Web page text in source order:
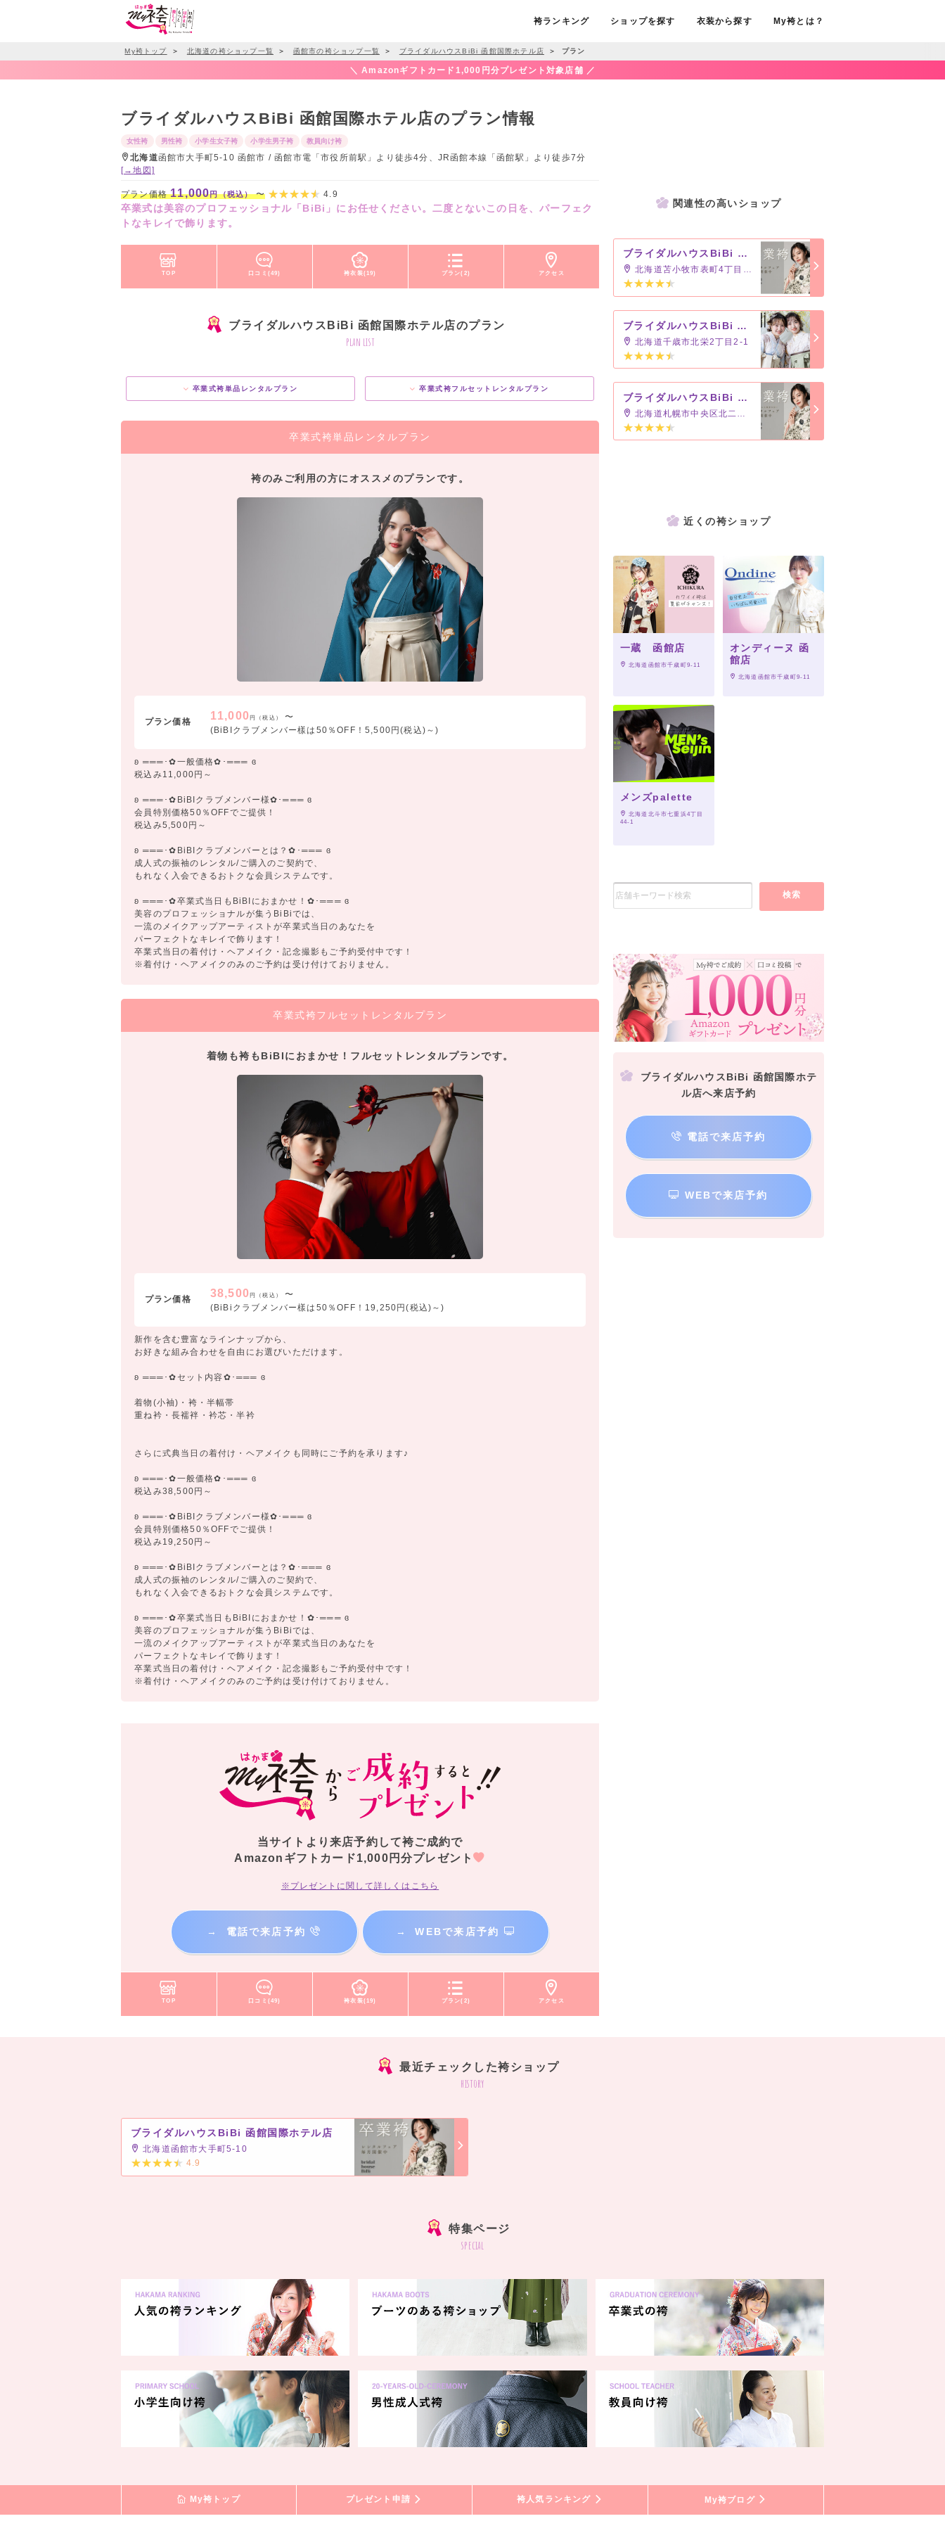
袴ランキング ショップを探す 衣装から探す My袴とは？
My袴トップ ＞ 北海道の袴ショップ一覧 ＞ 函館市の袴ショップ一覧 ＞ ブライダルハウスBiBi 函館国際ホテル店 ＞ プラン
＼ Amazonギフトカード1,000円分プレゼント対象店舗 ／
ブライダルハウスBiBi 函館国際ホテル店のプラン情報
女性袴 男性袴 小学生女子袴 小学生男子袴 教員向け袴
北海道函館市大手町5-10 函館市 / 函館市電「市役所前駅」より徒歩4分、JR函館本線「函館駅」より徒歩7分
[→地図]
プラン価格11,000円（税込）〜 4.9
卒業式は美容のプロフェッショナル「BiBi」にお任せください。二度とないこの日を、パーフェク
トなキレイで飾ります。
TOP 口コミ(49) 袴衣装(19) プラン(2) アクセス
ブライダルハウスBiBi 函館国際ホテル店のプラン
plan list
卒業式袴単品レンタルプラン 卒業式袴フルセットレンタルプラン
卒業式袴単品レンタルプラン
袴のみご利用の方にオススメのプランです。
プラン価格 11,000 円（税込）
〜
(BiBIクラブメンバー樣は50％OFF！5,500円(税込)～)
ʚ ═══･✿一般価格✿･═══ ɞ
税込み11,000円～
ʚ ═══･✿BiBIクラブメンバー様✿･═══ ɞ
会員特別価格50％OFFでご提供！
税込み5,500円～
ʚ ═══･✿BiBIクラブメンバーとは？✿･═══ ɞ
成人式の振袖のレンタル/ご購入のご契約で、
もれなく入会できるおトクな会員システムです。
ʚ ═══･✿卒業式当日もBiBIにおまかせ！✿･═══ ɞ
美容のプロフェッショナルが集うBiBiでは、
一流のメイクアップアーティストが卒業式当日のあなたを
パーフェクトなキレイで飾ります！
卒業式当日の着付け・ヘアメイク・記念撮影もご予約受付中です！
※着付け・ヘアメイクのみのご予約は受け付けておりません。
卒業式袴フルセットレンタルプラン
着物も袴もBiBIにおまかせ！フルセットレンタルプランです。
プラン価格 38,500 円（税込）
〜
(BiBiクラブメンバー樣は50％OFF！19,250円(税込)～)
新作を含む豊富なラインナップから、
お好きな組み合わせを自由にお選びいただけます。
ʚ ═══･✿セット内容✿･═══ ɞ
着物(小袖)・袴・半幅帯
重ね衿・長襦袢・衿芯・半衿
さらに式典当日の着付け・ヘアメイクも同時にご予約を承ります♪
ʚ ═══･✿一般価格✿･═══ ɞ
税込み38,500円～
ʚ ═══･✿BiBIクラブメンバー様✿･═══ ɞ
会員特別価格50％OFFでご提供！
税込み19,250円～
ʚ ═══･✿BiBIクラブメンバーとは？✿･═══ ɞ
成人式の振袖のレンタル/ご購入のご契約で、
もれなく入会できるおトクな会員システムです。
ʚ ═══･✿卒業式当日もBiBIにおまかせ！✿･═══ ɞ
美容のプロフェッショナルが集うBiBiでは、
一流のメイクアップアーティストが卒業式当日のあなたを
パーフェクトなキレイで飾ります！
卒業式当日の着付け・ヘアメイク・記念撮影もご予約受付中です！
※着付け・ヘアメイクのみのご予約は受け付けておりません。
当サイトより来店予約して袴ご成約で
Amazonギフトカード1,000円分プレゼント
※プレゼントに関して詳しくはこちら
→ 電話で来店予約 → WEBで来店予約
TOP 口コミ(49) 袴衣装(19) プラン(2) アクセス
関連性の高いショップ
ブライダルハウスBiBi 苫小牧グランドホテルニュー王子店
北海道苫小牧市表町4丁目3-1
ブライダルハウスBiBi ANAクラウンプラザホテル 千歳店
北海道千歳市北栄2丁目2-1
ブライダルハウスBiBi 札幌本店【道内4店舗】
北海道札幌市中央区北二条西4丁目1
近くの袴ショップ
一蔵 函館店
北海道函館市千歳町9-11
オンディーヌ 函
館店
北海道函館市千歳町9-11
メンズpalette
北海道北斗市七重浜4丁目
44-1
検索
ブライダルハウスBiBi 函館国際ホテ
ル店へ来店予約
電話で来店予約
WEBで来店予約
最近チェックした袴ショップ
history
ブライダルハウスBiBi 函館国際ホテル店
北海道函館市大手町5-10
4.9
特集ページ
special
My袴トップ プレゼント申請 袴人気ランキング My袴ブログ